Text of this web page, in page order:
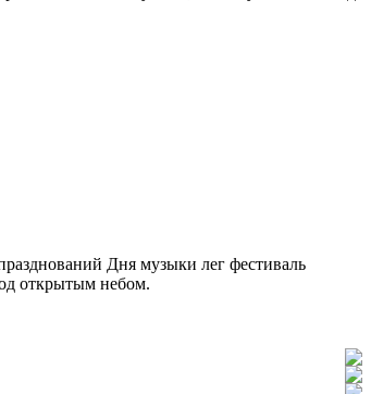
Дня музыки лег фестиваль
открытым небом.